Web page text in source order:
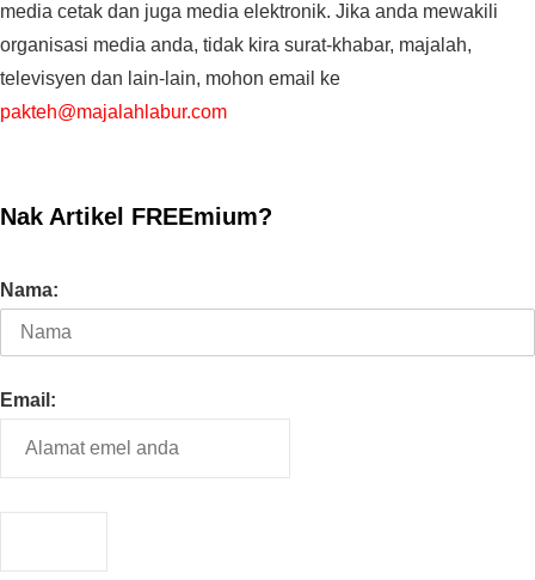
media cetak dan juga media elektronik. Jika anda mewakili
organisasi media anda, tidak kira surat-khabar, majalah,
televisyen dan lain-lain, mohon email ke
pakteh@majalahlabur.com
Nak Artikel FREEmium?
Nama:
Email: